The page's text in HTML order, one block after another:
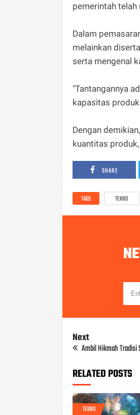
pemerintah
Dalam
melainkan
serta mengenal
"Tantangannya
kapasitas
Dengan
kuantitas
SHARE
TAGS TEKNO
Next
Ambil Hikmah
RELATED POSTS
TEKNO